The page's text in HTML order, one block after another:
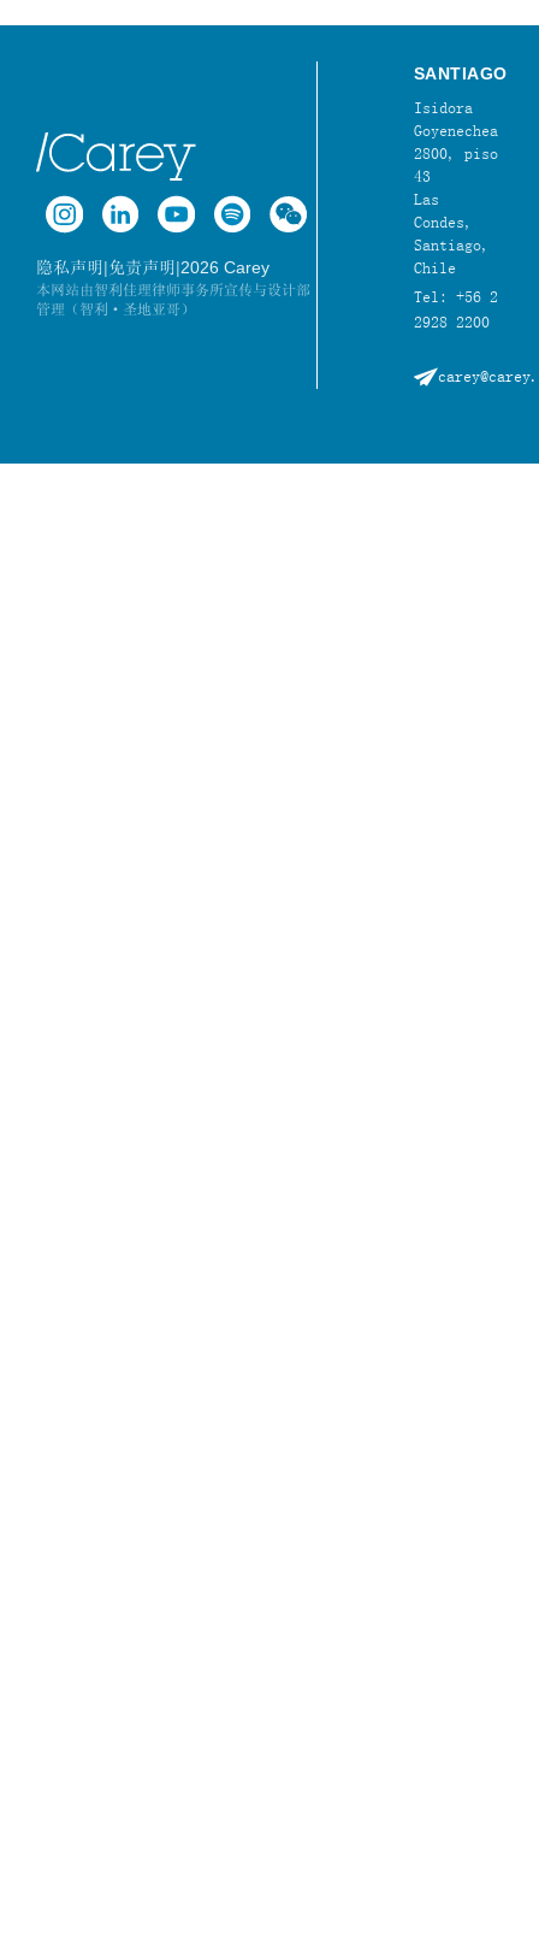
隐私声明|免责声明|2026 Carey
本网站由智利佳理律师事务所宣传与设计部
管理（智利·圣地亚哥）
SANTIAGO
Isidora
Goyenechea
2800, piso
43
Las
Condes,
Santiago,
Chile
Tel: +56 2
2928 2200